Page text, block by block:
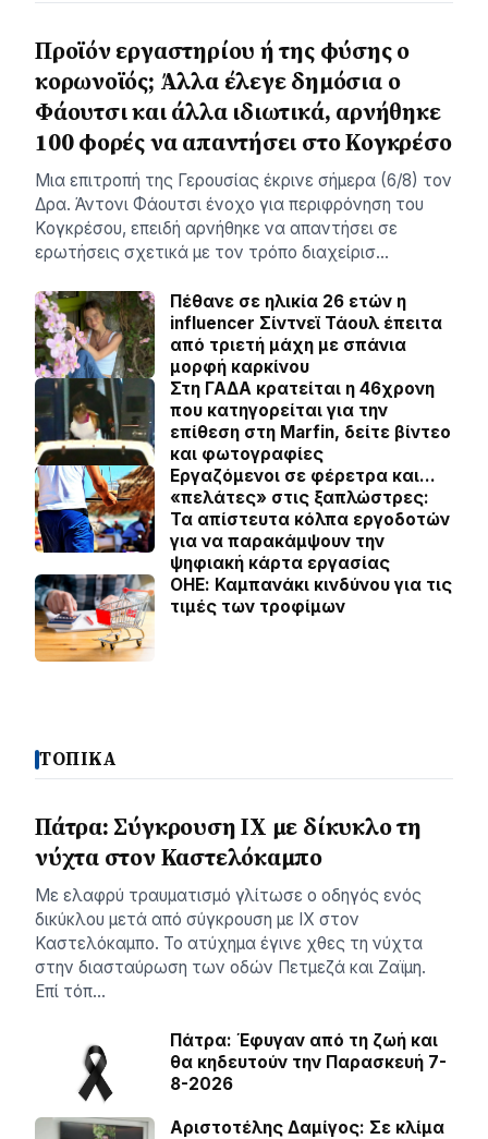
Προϊόν εργαστηρίου ή της φύσης ο
κορωνοϊός; Άλλα έλεγε δημόσια ο
Φάουτσι και άλλα ιδιωτικά, αρνήθηκε
100 φορές να απαντήσει στο Κογκρέσο
Μια επιτροπή της Γερουσίας έκρινε σήμερα (6/8) τον
Δρα. Άντονι Φάουτσι ένοχο για περιφρόνηση του
Κογκρέσου, επειδή αρνήθηκε να απαντήσει σε
ερωτήσεις σχετικά με τον τρόπο διαχείρισ…
Πέθανε σε ηλικία 26 ετών η
influencer Σίντνεϊ Τάουλ έπειτα
από τριετή μάχη με σπάνια
μορφή καρκίνου
Στη ΓΑΔΑ κρατείται η 46χρονη
που κατηγορείται για την
επίθεση στη Marfin, δείτε βίντεο
και φωτογραφίες
Εργαζόμενοι σε φέρετρα και…
«πελάτες» στις ξαπλώστρες:
Τα απίστευτα κόλπα εργοδοτών
για να παρακάμψουν την
ψηφιακή κάρτα εργασίας
ΟΗΕ: Καμπανάκι κινδύνου για τις
τιμές των τροφίμων
ΤΟΠΙΚΑ
Πάτρα: Σύγκρουση ΙΧ με δίκυκλο τη
νύχτα στον Καστελόκαμπο
Με ελαφρύ τραυματισμό γλίτωσε ο οδηγός ενός
δικύκλου μετά από σύγκρουση με ΙΧ στον
Καστελόκαμπο. Το ατύχημα έγινε χθες τη νύχτα
στην διασταύρωση των οδών Πετμεζά και Ζαϊμη.
Επί τόπ…
Πάτρα: Έφυγαν από τη ζωή και
θα κηδευτούν την Παρασκευή 7-
8-2026
Αριστοτέλης Δαμίγος: Σε κλίμα